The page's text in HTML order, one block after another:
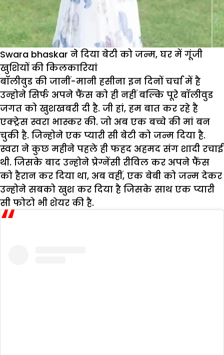
Swara bhaskar ने दिया बेटी को जन्म, घर में गूंजी
खुशियों की किलकारियां
बॉलीवुड की जानीं-मानी हसीना इन दिनों चर्चा में है
उन्होने सिर्फ अपने फैंस को ही नहीं बल्कि पूरे बॉलीवुड
जगत को खुशखबरी दी है. जी हां, हम बात कर रहे है
एक्ट्रेस स्वरा भास्कर की. जो अब एक बच्चे की मां बन
चुकी है. जिन्होने एक प्यारी सी बेटी को जन्म दिया है.
स्वरा ने कुछ महीने पहले ही फहद अहमद संग शादी रचाई
थी. जिसके बाद उन्होने प्रेग्नेंसी रीविल कर अपने फैंस
को हैरान कर दिया था, अब वहीं, एक बेबी को जन्म देकर
उन्होने सबको खुश कर दिया है जिसके साथ एक प्यारी
सी फोटो भी शेयर की है.